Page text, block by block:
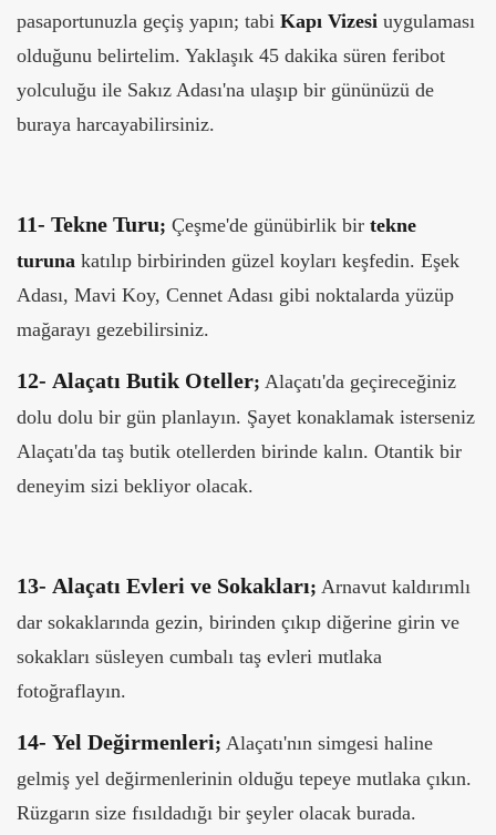
pasaportunuzla geçiş yapın; tabi Kapı Vizesi uygulaması
olduğunu belirtelim. Yaklaşık 45 dakika süren feribot
yolculuğu ile Sakız Adası'na ulaşıp bir gününüzü de
buraya harcayabilirsiniz.
11- Tekne Turu; Çeşme'de günübirlik bir tekne
turuna katılıp birbirinden güzel koyları keşfedin. Eşek
Adası, Mavi Koy, Cennet Adası gibi noktalarda yüzüp
mağarayı gezebilirsiniz.
12- Alaçatı Butik Oteller; Alaçatı'da geçireceğiniz
dolu dolu bir gün planlayın. Şayet konaklamak isterseniz
Alaçatı'da taş butik otellerden birinde kalın. Otantik bir
deneyim sizi bekliyor olacak.
13- Alaçatı Evleri ve Sokakları; Arnavut kaldırımlı
dar sokaklarında gezin, birinden çıkıp diğerine girin ve
sokakları süsleyen cumbalı taş evleri mutlaka
fotoğraflayın.
14- Yel Değirmenleri; Alaçatı'nın simgesi haline
gelmiş yel değirmenlerinin olduğu tepeye mutlaka çıkın.
Rüzgarın size fısıldadığı bir şeyler olacak burada.